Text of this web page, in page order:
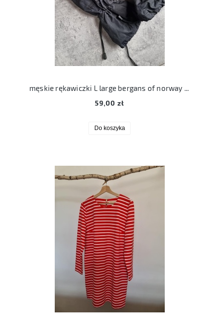
męskie rękawiczki L large bergans of norway na śnieg
59,00 zł
Do koszyka